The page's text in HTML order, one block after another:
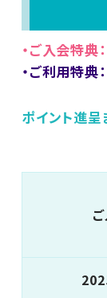
・ご入会特
・ご利用特
ポイント進呈